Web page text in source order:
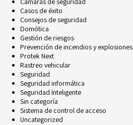
Casos de éxito
Consejos de seguridad
Domótica
Gestión de riesgos
Prevención de incendios y explosiones
Protek Next
Rastreo vehicular
Seguridad
Seguridad informática
Seguridad Inteligente
Sin categoría
Sistema de control de acceso
Uncategorized